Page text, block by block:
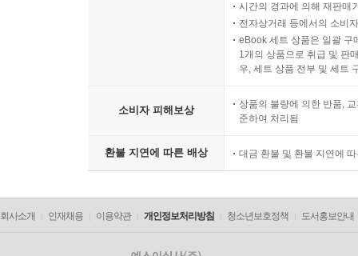
시간의 경과에 의해 재판매
전자상거래 등에서의 소비
eBook 세트 상품은 일괄 구
1개의 상품으로 취급 및 판
우, 세트 상품 전부 및 세트
소비자 피해보상
상품의 불량에 의한 반품,
준하여 처리됨
환불 지연에 따른 배상 대금 환불 및 환불 지연에
회사소개 인재채용 이용약관 개인정보처리방침 청소년보호정책 도서홍보안내